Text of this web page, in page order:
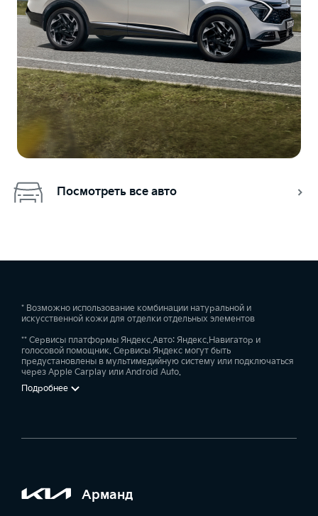
Посмотреть все авто
* Возможно использование комбинации натуральной и
искусственной кожи для отделки отдельных элементов
** Сервисы платформы Яндекс.Авто: Яндекс.Навигатор и
голосовой помощник. Сервисы Яндекс могут быть
предустановлены в мультимедийную систему или подключаться
через Apple Carplay или Android Auto.
Подробнее
Арманд